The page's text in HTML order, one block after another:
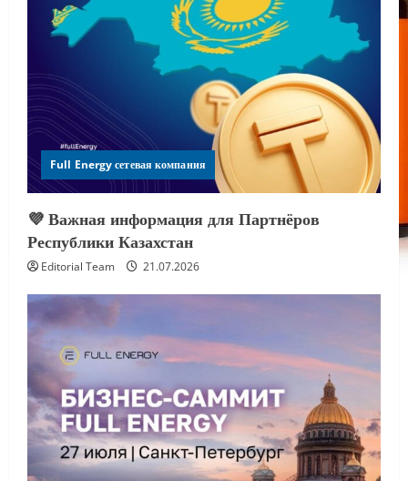
Full Energy сетевая компания
💜 Важная информация для Партнёров
Республики Казахстан
Editorial Team 21.07.2026